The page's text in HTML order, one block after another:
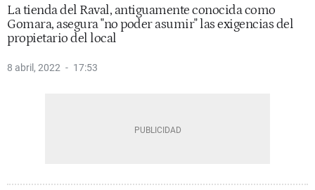
La tienda del Raval, antiguamente conocida como
Gomara, asegura "no poder asumir" las exigencias del
propietario del local
8 abril, 2022 17:53